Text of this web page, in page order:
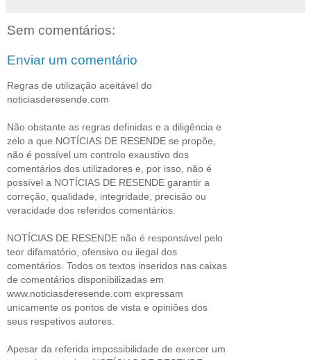
Sem comentários:
Enviar um comentário
Regras de utilização aceitável do
noticiasderesende.com
Não obstante as regras definidas e a diligência e
zelo a que NOTÍCIAS DE RESENDE se propõe,
não é possível um controlo exaustivo dos
comentários dos utilizadores e, por isso, não é
possível a NOTÍCIAS DE RESENDE garantir a
correção, qualidade, integridade, precisão ou
veracidade dos referidos comentários.
NOTÍCIAS DE RESENDE não é responsável pelo
teor difamatório, ofensivo ou ilegal dos
comentários. Todos os textos inseridos nas caixas
de comentários disponibilizadas em
www.noticiasderesende.com expressam
unicamente os pontos de vista e opiniões dos
seus respetivos autores.
Apesar da referida impossibilidade de exercer um